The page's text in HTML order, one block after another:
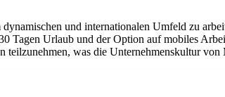
und internationalen Umfeld zu
Urlaub und der Option auf mobiles
was die Unternehmenskultur von